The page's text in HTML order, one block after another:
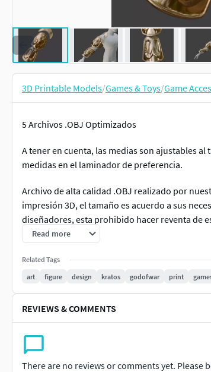
3D Printable Models/Games & Toys/Game
5 Archivos .OBJ Optimizados
A tener en cuenta, las medias son ajustables
medidas en el laminador de preferencia.
Archivo de alta calidad .OBJ realizado por
impresión 3D, el tamaño es acuerdo a sus
diseñadores, esta prohibido hacer reventa de
de inmediato el archivo .OBJ para que pueda
Parámetros de impresión 3D200° Hotend55°
Read more
Related Tags
art
figure design kratos godofwar print
REVIEWS & COMMENTS
There are no reviews or comments yet. Please